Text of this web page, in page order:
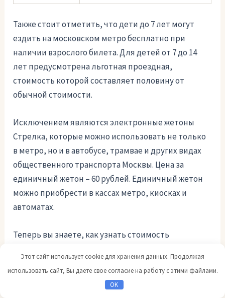
Также стоит отметить, что дети до 7 лет могут
ездить на московском метро бесплатно при
наличии взрослого билета. Для детей от 7 до 14
лет предусмотрена льготная проездная,
стоимость которой составляет половину от
обычной стоимости.
Исключением являются электронные жетоны
Стрелка, которые можно использовать не только
в метро, но и в автобусе, трамвае и других видах
общественного транспорта Москвы. Цена за
единичный жетон – 60 рублей. Единичный жетон
можно приобрести в кассах метро, киосках и
автоматах.
Теперь вы знаете, как узнать стоимость
общественным транспортом города без лишних
сложностей. Электронные способы оплаты
делают процесс покупки проездных более
Этот сайт использует cookie для хранения данных. Продолжая
использовать сайт, Вы даете свое согласие на работу с этими файлами.
OK